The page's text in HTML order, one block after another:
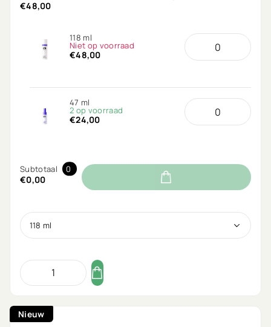
€48,00
118 ml
Niet op voorraad
€48,00
47 ml
2 op voorraad
€24,00
Subtotaal 0
€0,00
Nieuw